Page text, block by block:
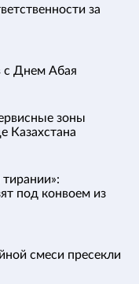
за
с Днем Абая
зоны
Казахстана
под конвоем из
смеси пресекли